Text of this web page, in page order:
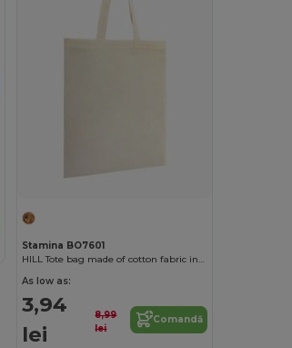
Stamina BO7601
HILL Tote bag made of cotton fabric in natural colour
As low as:
3,94
lei
8,99
lei
Comandă